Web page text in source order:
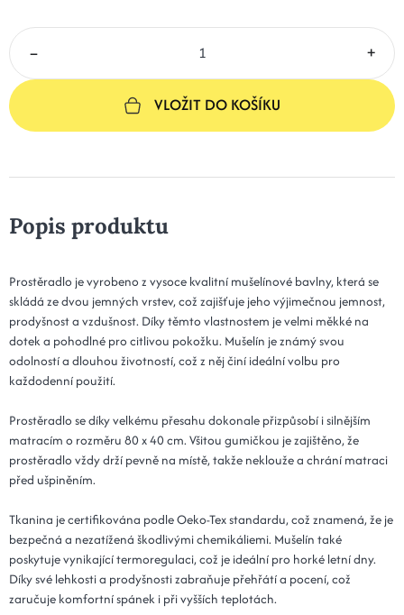
– +
VLOŽIT DO KOŠÍKU
Popis produktu
Prostěradlo je vyrobeno z vysoce kvalitní mušelínové bavlny, která se
skládá ze dvou jemných vrstev, což zajišťuje jeho výjimečnou jemnost,
prodyšnost a vzdušnost. Díky těmto vlastnostem je velmi měkké na
dotek a pohodlné pro citlivou pokožku. Mušelín je známý svou
odolností a dlouhou životností, což z něj činí ideální volbu pro
každodenní použití.
Prostěradlo se díky velkému přesahu dokonale přizpůsobí i silnějším
matracím o rozměru 80 x 40 cm. Všitou gumičkou je zajištěno, že
prostěradlo vždy drží pevně na místě, takže neklouže a chrání matraci
před ušpiněním.
Tkanina je certifikována podle Oeko-Tex standardu, což znamená, že je
bezpečná a nezatížená škodlivými chemikáliemi. Mušelín také
poskytuje vynikající termoregulaci, což je ideální pro horké letní dny.
Díky své lehkosti a prodyšnosti zabraňuje přehřátí a pocení, což
zaručuje komfortní spánek i při vyšších teplotách.